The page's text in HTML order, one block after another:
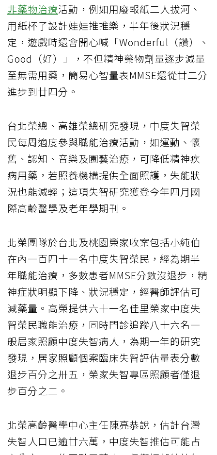
非藥物治療活動，例如用廢報紙二人拔河、
用紙杯子設計娃娃推推樂，半年後狀況穩
定，遊戲時還會開心喊「Wonderful（讚）、
Good（好）」，不但精神藥物劑量逐步減量
至無需用藥，簡易心智量表MMSE還從廿二分
進步到廿四分。
台北榮總、高雄榮總研究發現，中度失智榮
民每周適度參與職能治療活動，如運動、懷
舊、認知、音樂及園藝治療，可降低精神疾
病用藥，若照養機構提供全面照護，失能狀
況也能減輕；這項失智研究獲登今年四月國
際高齡醫學及老年學期刊。
北榮團隊於台北及桃園榮家收案包括小純伯
在內一百四十一名中度失智榮民，經為期半
年職能治療，多數患者MMSE分數沒退步，精
神症狀明顯下降、狀況穩定，經醫師評估可
減藥量。高榮提供六十一名佳里榮家中度失
智榮民職能治療，同時門診追蹤八十六名一
般居家照顧中度失智病人，為期一年的研究
發現，居家照顧個案臨床失智評估量表分數
退步百分之卅五，榮家失智專區照顧者僅退
步百分之二。
北榮高齡醫學中心主任陳亮恭說，估計台灣
失智人口已逾廿六萬，中度失智推估可能占